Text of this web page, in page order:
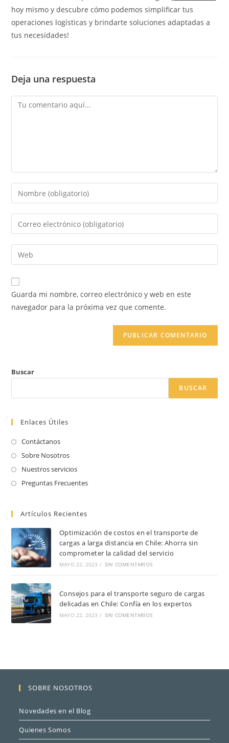
hoy mismo y descubre cómo podemos simplificar tus
operaciones logísticas y brindarte soluciones adaptadas a
tus necesidades!
Deja una respuesta
Comentario
Introduce
tu
nombre
de
usuario
para
comentar
Introduce
tu
dirección
de
electrónico
para
comentar
Introduce
la
URL
de
Guarda mi nombre, correo electrónico y web en este
navegador para la próxima vez que comente.
Buscar
BUSCAR
Enlaces Útiles
Contáctanos
Sobre Nosotros
Nuestros servicios
Preguntas Frecuentes
Artículos Recientes
Optimización de costos en el transporte de
cargas a larga distancia en Chile: Ahorra sin
comprometer la calidad del servicio
MAYO 22, 2023 / SIN COMENTARIOS
Consejos para el transporte seguro de cargas
delicadas en Chile: Confía en los expertos
MAYO 22, 2023 / SIN COMENTARIOS
SOBRE NOSOTROS
Novedades en el Blog
Quienes Somos